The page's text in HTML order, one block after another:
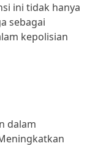
ini tidak hanya
sebagai
kepolisian
dalam